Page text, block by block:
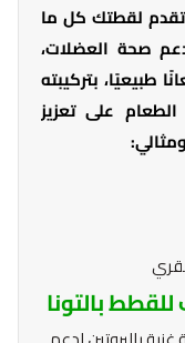
تقدم لقطتك كل ما
صحة العضلات،
طبيعيًا، بتركيبته
على تعزيز
بالتونا